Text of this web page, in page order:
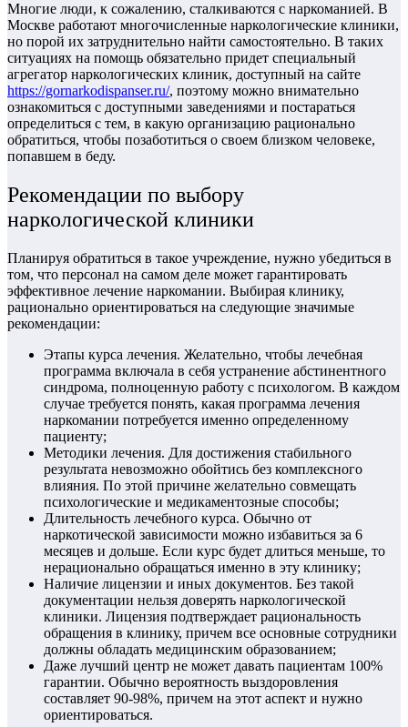
Многие люди, к сожалению, сталкиваются с наркоманией. В
Москве работают многочисленные наркологические клиники,
но порой их затруднительно найти самостоятельно. В таких
ситуациях на помощь обязательно придет специальный
агрегатор наркологических клиник, доступный на сайте
https://gornarkodispanser.ru/, поэтому можно внимательно
ознакомиться с доступными заведениями и постараться
определиться с тем, в какую организацию рационально
обратиться, чтобы позаботиться о своем близком человеке,
попавшем в беду.
Рекомендации по выбору
наркологической клиники
Планируя обратиться в такое учреждение, нужно убедиться в
том, что персонал на самом деле может гарантировать
эффективное лечение наркомании. Выбирая клинику,
рационально ориентироваться на следующие значимые
рекомендации:
Этапы курса лечения. Желательно, чтобы лечебная
программа включала в себя устранение абстинентного
синдрома, полноценную работу с психологом. В каждом
случае требуется понять, какая программа лечения
наркомании потребуется именно определенному
пациенту;
Методики лечения. Для достижения стабильного
результата невозможно обойтись без комплексного
влияния. По этой причине желательно совмещать
психологические и медикаментозные способы;
Длительность лечебного курса. Обычно от
наркотической зависимости можно избавиться за 6
месяцев и дольше. Если курс будет длиться меньше, то
нерационально обращаться именно в эту клинику;
Наличие лицензии и иных документов. Без такой
документации нельзя доверять наркологической
клиники. Лицензия подтверждает рациональность
обращения в клинику, причем все основные сотрудники
должны обладать медицинским образованием;
Даже лучший центр не может давать пациентам 100%
гарантии. Обычно вероятность выздоровления
составляет 90-98%, причем на этот аспект и нужно
ориентироваться.